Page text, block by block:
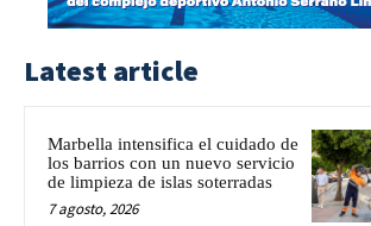
Latest article
Marbella intensifica el cuidado de
los barrios con un nuevo servicio
de limpieza de islas soterradas
7 agosto, 2026